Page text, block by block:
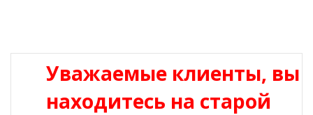
Уважаемые клиенты, вы
находитесь на старой